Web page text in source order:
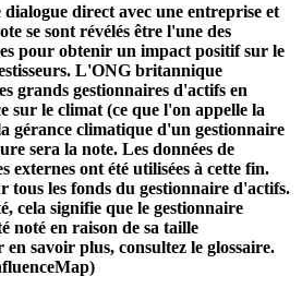
dialogue direct avec une entreprise et
se sont révélés être l'une des
pour obtenir un impact positif sur le
L'ONG britannique
grands gestionnaires d'actifs en
sur le climat (ce que l'on appelle la
gérance climatique d'un gestionnaire
sera la note. Les données de
externes ont été utilisées à cette fin.
tous les fonds du gestionnaire d'actifs.
cela signifie que le gestionnaire
noté en raison de sa taille
savoir plus, consultez le glossaire.